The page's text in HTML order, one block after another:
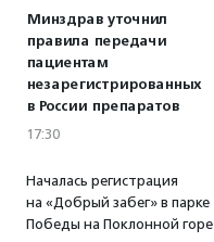
Минздрав уточнил
правила передачи
пациентам
незарегистрированных
в России препаратов
17:30
Началась регистрация
на «Добрый забег» в парке
Победы на Поклонной горе